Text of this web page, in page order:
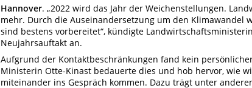
Hannover. „2022 wird das Jahr der Weichenstellungen.
mehr. Durch die Auseinandersetzung um den Klimawandel
sind bestens vorbereitet“, kündigte
Neujahrsauftakt an.
Aufgrund der Kontaktbeschränkungen fand kein
Ministerin Otte-Kinast bedauerte dies und hob hervor, wie
miteinander ins Gespräch kommen. Dazu trägt unter